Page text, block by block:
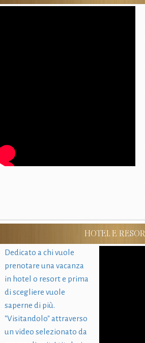
HOTEL E
Dedicato a chi vuole
prenotare una vacanza
in hotel o resort e prima
di scegliere vuole
saperne di più.
"Visitandolo" attraverso
un video selezionato da